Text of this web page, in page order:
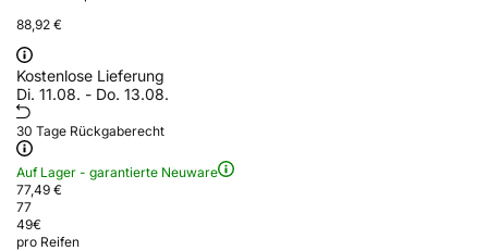
88,92 €
Kostenlose Lieferung
Di. 11.08. - Do. 13.08.
30 Tage Rückgaberecht
Auf Lager - garantierte Neuware
77,49 €
77
49€
pro Reifen